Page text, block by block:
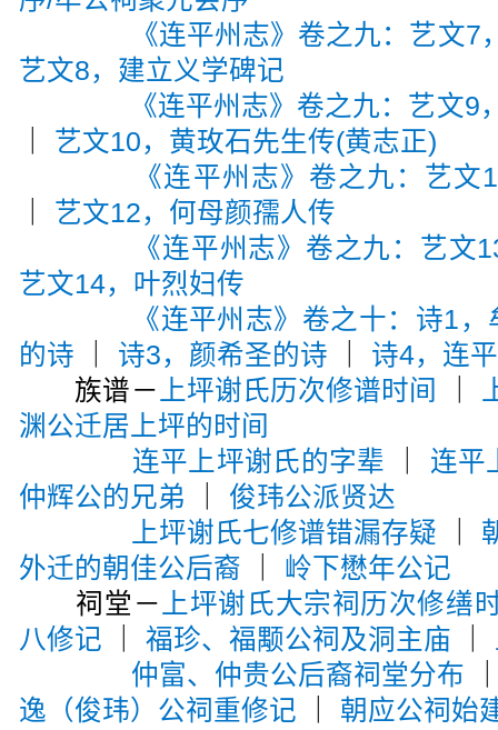
《连平州志》卷之九：艺文
艺文8，建立义学碑记
《连平州志》卷之九：艺文
艺文10，黄玫石先生传(黄志正)
《连平州志》卷之九：艺
艺文12，何母颜孺人传
《连平州志》卷之九：艺文
艺文14，叶烈妇传
《连平州志》卷之十：诗1
的诗
诗3，颜希圣的诗
诗4，连
族谱－ 上坪谢氏历次修谱时间
渊公迁居上坪的时间
连平上坪谢氏的字辈
连平
仲辉公的兄弟
俊玮公派贤达
上坪谢氏七修谱错漏存疑
外迁的朝佳公后裔
岭下懋年公记
祠堂－ 上坪谢氏大宗祠历次修缮
八修记 ｜福珍、福颙公祠及洞主庙
仲富、仲贵公后裔祠堂分布
逸（俊玮）公祠重修记
朝应公祠始